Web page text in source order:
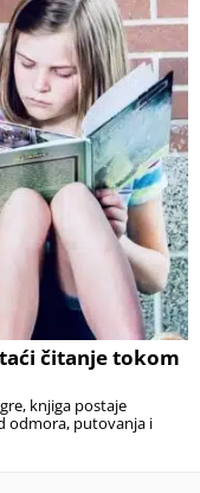
čitanje tokom
knjiga postaje
odmora, putovanja i